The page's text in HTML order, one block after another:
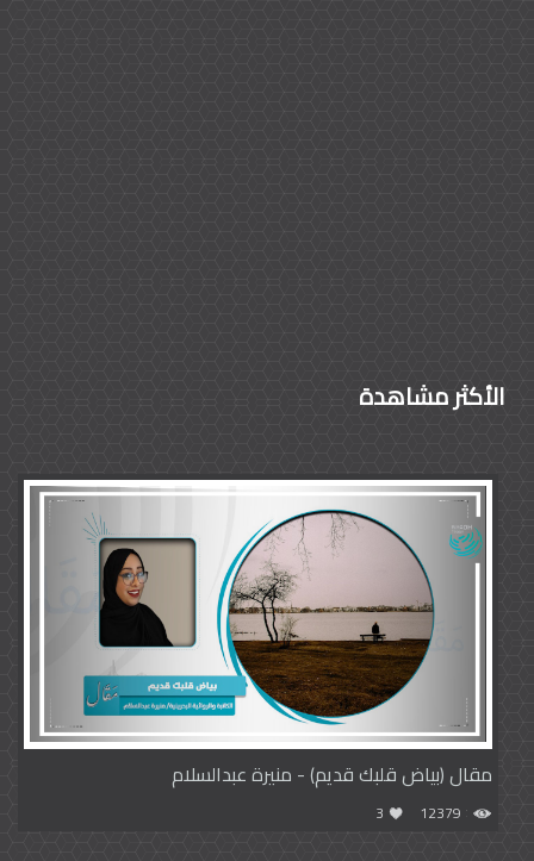
الأكثر مشاهدة
مقال (بياض قلبك قديم) - منيرة عبدالسلام
12379
3